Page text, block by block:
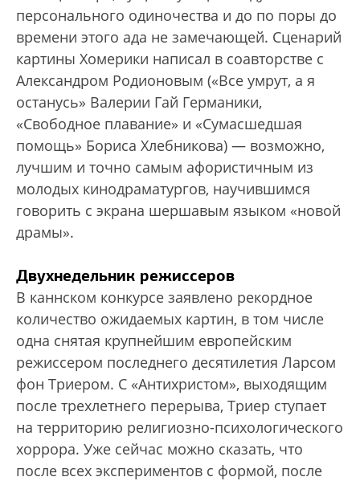
персонального одиночества и до по поры до
времени этого ада не замечающей. Сценарий
картины Хомерики написал в соавторстве с
Александром Родионовым («Все умрут, а я
останусь» Валерии Гай Германики,
«Свободное плавание» и «Сумасшедшая
помощь» Бориса Хлебникова) — возможно,
лучшим и точно самым афористичным из
молодых кинодраматургов, научившимся
говорить с экрана шершавым языком «новой
драмы».
Двухнедельник режиссеров
В каннском конкурсе заявлено рекордное
количество ожидаемых картин, в том числе
одна снятая крупнейшим европейским
режиссером последнего десятилетия Ларсом
фон Триером. С «Антихристом», выходящим
после трехлетнего перерыва, Триер ступает
на территорию религиозно-психологического
хоррора. Уже сейчас можно сказать, что
после всех экспериментов с формой, после